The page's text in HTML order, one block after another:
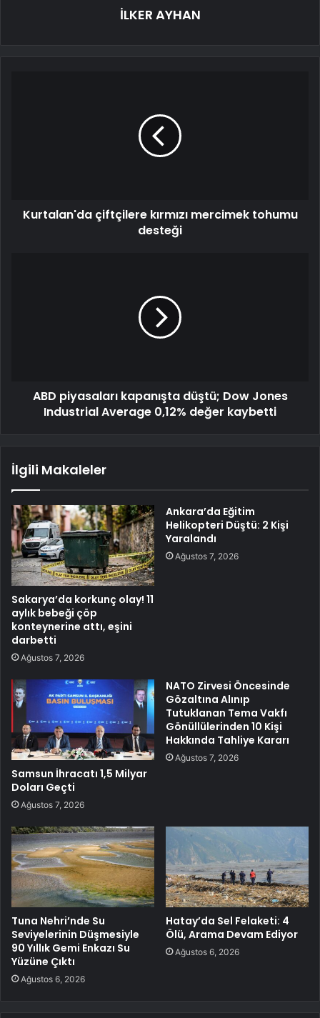
İLKER AYHAN
Kurtalan'da çiftçilere kırmızı mercimek tohumu
desteği
ABD piyasaları kapanışta düştü; Dow Jones
Industrial Average 0,12% değer kaybetti
İlgili Makaleler
Sakarya’da korkunç olay! 11
aylık bebeği çöp
konteynerine attı, eşini
darbetti
Ağustos 7, 2026
Ankara’da Eğitim
Helikopteri Düştü: 2 Kişi
Yaralandı
Ağustos 7, 2026
Samsun İhracatı 1,5 Milyar
Doları Geçti
Ağustos 7, 2026
NATO Zirvesi Öncesinde
Gözaltına Alınıp
Tutuklanan Tema Vakfı
Gönüllülerinden 10 Kişi
Hakkında Tahliye Kararı
Ağustos 7, 2026
Tuna Nehri’nde Su
Seviyelerinin Düşmesiyle
90 Yıllık Gemi Enkazı Su
Yüzüne Çıktı
Ağustos 6, 2026
Hatay’da Sel Felaketi: 4
Ölü, Arama Devam Ediyor
Ağustos 6, 2026